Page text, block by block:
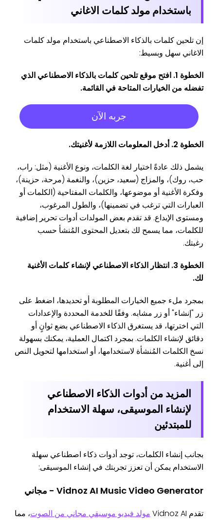
باستخدام مولد كلمات الاغاني
إن تلحين كلمات بالذكاء الاصطناعي باستخدام مولد كلمات
الاغاني سهل وبسيط:
الخطوة 1. افتح موقع تلحين كلمات بالذكاء الاصطناعي الذي
تفضله من الخيارات المتاحة في القائمة.
جربه الآن
الخطوة 2. أدخل المعلومات اللازمة لأغنيتك.
يشمل ذلك عادةً اختيار لغة الكلمات، ونوع الأغنية (مثل: راب،
حب، روك)، والمزاج (سعيد، حزين)، والنغمة (مرحة، حزينة)،
وفكرة الأغنية أو موضوعها، والكلمات المفتاحية (الكلمات أو
العبارات التي ترغب في تضمينها)، والطول المرغوب،
ومستوى الإبداع. قد تقدم بعض المولدات أدوات تحرير إضافية
للكلمات، مما يسمح لك بتعديل المحتوى المُنشأ حسب
رغبتك.
الخطوة 3. انتظار الذكاء الاصطناعي لإنشاء كلمات الأغنية
لك.
بمجرد ملء جميع الخيارات المطلوبة أو تحديدها، اضغط على
زر "إنشاء" أو زر مشابه. وفقًا للخدمة المحددة والإعدادات
التي اخترتها، قد يستغرق الذكاء الاصطناعي بضع ثوانٍ أو
دقائق لإنشاء الكلمات. بمجرد اكتمال العملية، يمكنك بسهولة
نسخ الكلمات المُنشأة لاستخدامها، أو استخدامها لتحويل النص
إلى أغنية.
المزيد من أدوات الذكاء الاصطناعي
لإنشاء الموسيقى، سهلة الاستخدام
للمبتدئين
بجانب إنشاء الكلمات، توجد أدوات ذكاء اصطناعي سهلة
الاستخدام يمكن أن تعزز تجربتك في إنشاء الموسيقى:
Vidnoz AI Music Video Generator - مجاني
تقدم Vidnoz AI مولد فيديو موسيقي مجاني من الصوت، مما